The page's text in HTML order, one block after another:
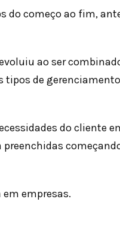
do começo ao fim,
ao ser
tipos de
do cliente
empresas.